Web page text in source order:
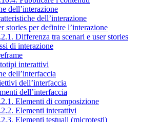
dell’interazione
dell’interazione
stories per definire l’interazione
Differenza tra scenari e user stories
di interazione
interattivi
dell’interfaccia
dell’interfaccia
dell’interfaccia
Elementi di composizione
Elementi interattivi
Elementi testuali (microtesti)